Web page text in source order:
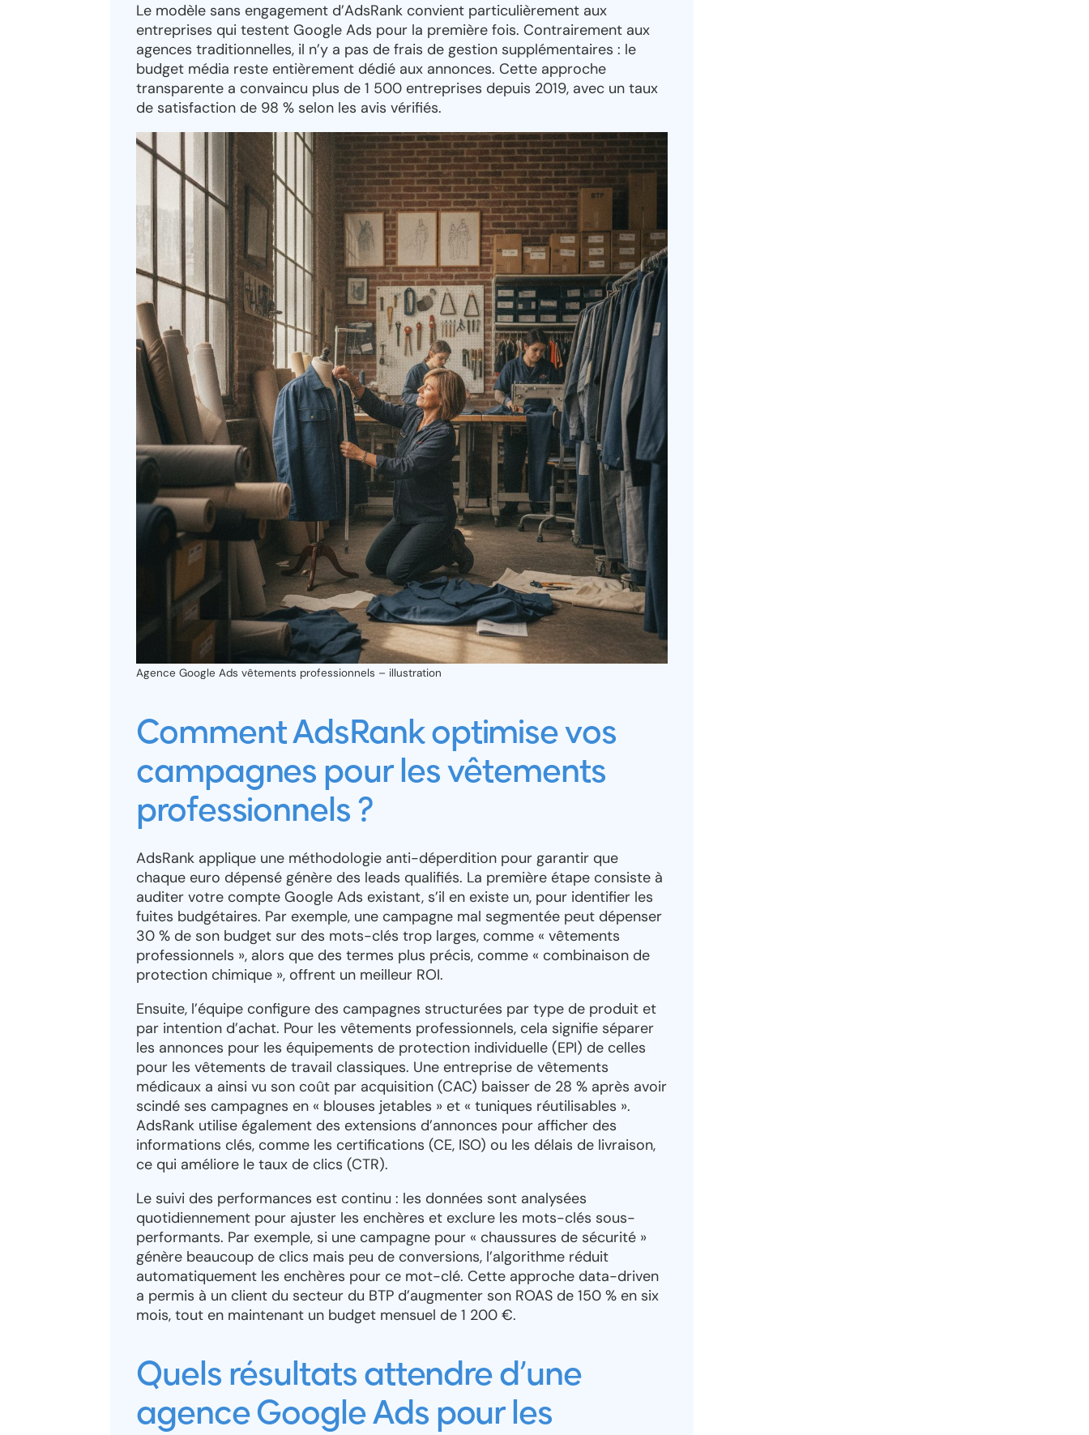
Le modèle sans engagement d’AdsRank convient particulièrement aux
entreprises qui testent Google Ads pour la première fois. Contrairement aux
agences traditionnelles, il n’y a pas de frais de gestion supplémentaires : le
budget média reste entièrement dédié aux annonces. Cette approche
transparente a convaincu plus de 1 500 entreprises depuis 2019, avec un taux
de satisfaction de 98 % selon les avis vérifiés.
Agence Google Ads vêtements professionnels – illustration
Comment AdsRank optimise vos
campagnes pour les vêtements
professionnels ?
AdsRank applique une méthodologie anti-déperdition pour garantir que
chaque euro dépensé génère des leads qualifiés. La première étape consiste à
auditer votre compte Google Ads existant, s’il en existe un, pour identifier les
fuites budgétaires. Par exemple, une campagne mal segmentée peut dépenser
30 % de son budget sur des mots-clés trop larges, comme « vêtements
professionnels », alors que des termes plus précis, comme « combinaison de
protection chimique », offrent un meilleur ROI.
Ensuite, l’équipe configure des campagnes structurées par type de produit et
par intention d’achat. Pour les vêtements professionnels, cela signifie séparer
les annonces pour les équipements de protection individuelle (EPI) de celles
pour les vêtements de travail classiques. Une entreprise de vêtements
médicaux a ainsi vu son coût par acquisition (CAC) baisser de 28 % après avoir
scindé ses campagnes en « blouses jetables » et « tuniques réutilisables ».
AdsRank utilise également des extensions d’annonces pour afficher des
informations clés, comme les certifications (CE, ISO) ou les délais de livraison,
ce qui améliore le taux de clics (CTR).
Le suivi des performances est continu : les données sont analysées
quotidiennement pour ajuster les enchères et exclure les mots-clés sous-
performants. Par exemple, si une campagne pour « chaussures de sécurité »
génère beaucoup de clics mais peu de conversions, l’algorithme réduit
automatiquement les enchères pour ce mot-clé. Cette approche data-driven
a permis à un client du secteur du BTP d’augmenter son ROAS de 150 % en six
mois, tout en maintenant un budget mensuel de 1 200 €.
Quels résultats attendre d’une
agence Google Ads pour les